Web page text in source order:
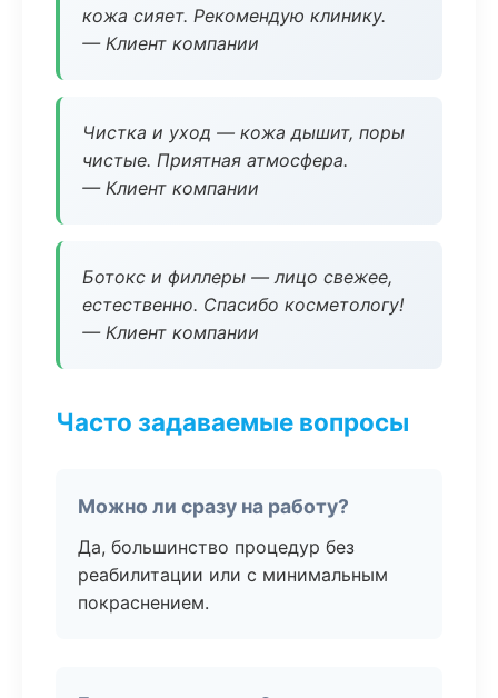
кожа сияет. Рекомендую клинику.
— Клиент компании
Чистка и уход — кожа дышит, поры
чистые. Приятная атмосфера.
— Клиент компании
Ботокс и филлеры — лицо свежее,
естественно. Спасибо косметологу!
— Клиент компании
Часто задаваемые вопросы
Можно ли сразу на работу?
Да, большинство процедур без
реабилитации или с минимальным
покраснением.